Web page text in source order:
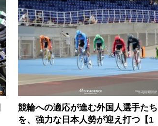
競輪への適応が進む外国人選手たち
を、強力な日本人勢が迎え打つ【1